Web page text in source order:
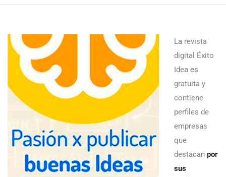
La revista
digital Éxito
Idea es
gratuita y
contiene
perfiles de
empresas
que
destacan por
sus